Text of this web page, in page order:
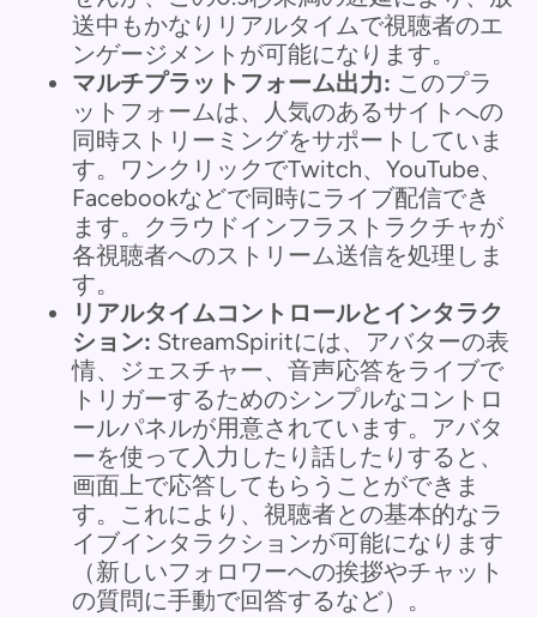
送中もかなりリアルタイムで視聴者のエ
ンゲージメントが可能になります。
マルチプラットフォーム出力: このプラ
ットフォームは、人気のあるサイトへの
同時ストリーミングをサポートしていま
す。ワンクリックでTwitch、YouTube、
Facebookなどで同時にライブ配信でき
ます。クラウドインフラストラクチャが
各視聴者へのストリーム送信を処理しま
す。
リアルタイムコントロールとインタラク
ション: StreamSpiritには、アバターの表
情、ジェスチャー、音声応答をライブで
トリガーするためのシンプルなコントロ
ールパネルが用意されています。アバタ
ーを使って入力したり話したりすると、
画面上で応答してもらうことができま
す。これにより、視聴者との基本的なラ
イブインタラクションが可能になります
（新しいフォロワーへの挨拶やチャット
の質問に手動で回答するなど）。